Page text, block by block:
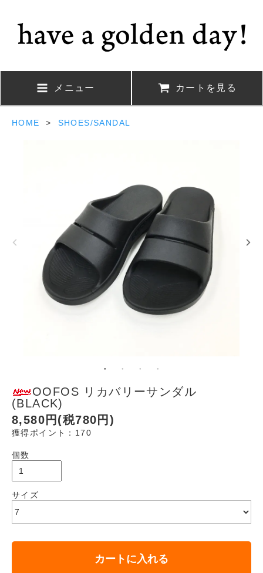
メニュー カートを見る
HOME > SHOES/SANDAL
OOFOS リカバリーサンダル
(BLACK)
8,580円(税780円)
獲得ポイント：170
個数
サイズ
カートに入れる